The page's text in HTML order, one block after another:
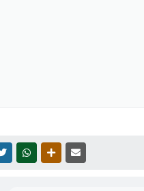
TWITTERWHATSAPPOUTRAS MÍDIAS